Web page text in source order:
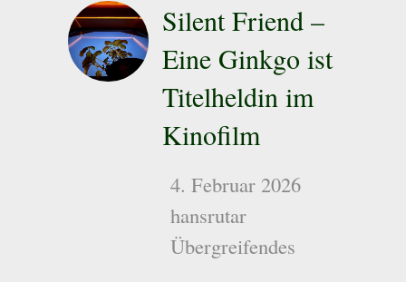
Silent Friend –
Eine Ginkgo ist
Titelheldin im
Kinofilm
4. Februar 2026
hansrutar
Übergreifendes